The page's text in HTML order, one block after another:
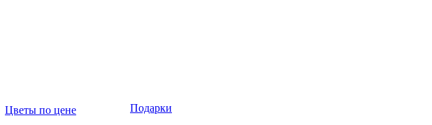
Цветы по цене
Подарки